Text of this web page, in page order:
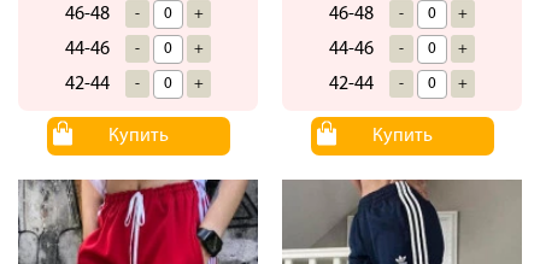
46-48 - +
44-46 - +
42-44 - +
Купить
46-48 - +
44-46 - +
42-44 - +
Купить